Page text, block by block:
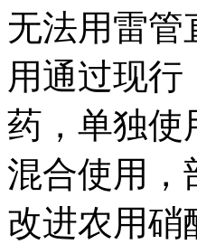
无法用雷管
用通过现
药，单独使
混合使用，
改进农用硝